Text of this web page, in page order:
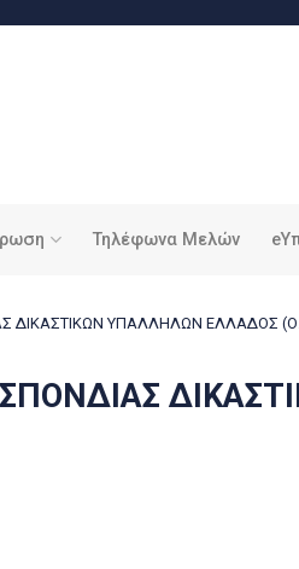
Τηλέφωνα Μελών
ΔΙΚΑΣΤΙΚΩΝ ΥΠΑΛΛΗΛΩΝ ΕΛΛΑΔΟΣ